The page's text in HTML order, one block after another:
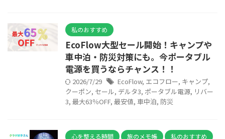
私のおすすめ
EcoFlow大型セール開始！キャンプや
車中泊・防災対策にも。今ポータブル
電源を買うならチャンス！！
2026/7/29 EcoFlow, エコフロー, キャンプ,
クーポン, セール, デルタ3, ポータブル電源, リバー
3, 最大63％OFF, 最安値, 車中泊, 防災
心を整える時間 旅のメモ帳 私のおすすめ